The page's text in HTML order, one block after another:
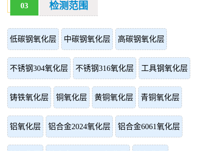
03 检测范围
低碳钢氧化层 中碳钢氧化层 高碳钢氧化层
不锈钢304氧化层 不锈钢316氧化层 工具钢氧化层
铸铁氧化层 铜氧化层 黄铜氧化层 青铜氧化层
铝氧化层 铝合金2024氧化层 铝合金6061氧化层